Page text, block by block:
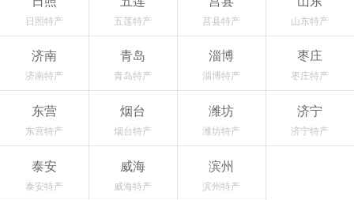
日照特产 五莲特产 莒县特产 山东特产
济南
济南特产
青岛
青岛特产
淄博
淄博特产
枣庄
枣庄特产
东营
东营特产
烟台
烟台特产
潍坊
潍坊特产
济宁
济宁特产
泰安
泰安特产
威海
威海特产
滨州
滨州特产